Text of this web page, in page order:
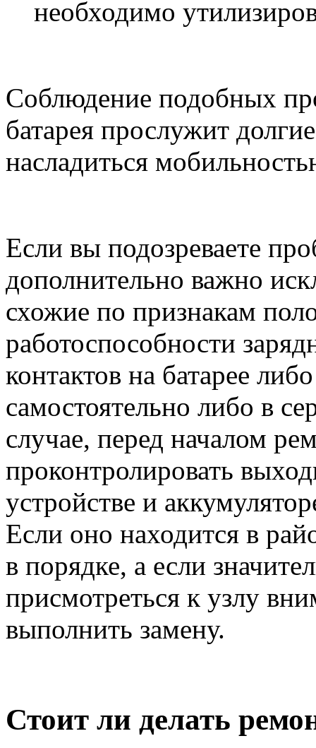
необходимо
Соблюдение подобных
батарея прослужит
насладиться
Если вы подозреваете
дополнительно важно
схожие по признакам
работоспособности
контактов на батарее
самостоятельно либо в
случае, перед началом
проконтролировать
устройстве и
Если оно находится в
в порядке, а если
присмотреться к узлу
выполнить замену.
Стоит ли делать